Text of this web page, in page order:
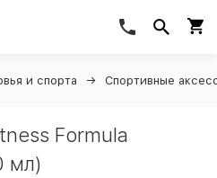
и спорта Спортивные
Formula
мл)